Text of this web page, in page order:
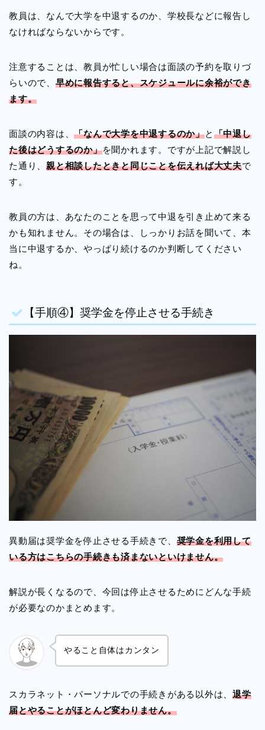
教員は、なんで大学を中退するのか、学校長などに報告し
なければならないからです。
注意することは、教員が忙しい場合は面談の予約を取りづ
らいので、 早めに報告すると、スケジュールに余裕ができ
ます。
面談の内容は、「なんで大学を中退するのか」と 「中退し
た後はどうするのか」を聞かれます。ですが上記で解説し
た通り、親と相談したときと同じことを伝えれば大丈夫で
す。
教員の方は、あなたのことを思って中退を引き止めて来る
かも知れません。その場合は、しっかりお話を聞いて、本
当に中退するか、やっぱり続けるのか判断してください
ね。
【手順④】奨学金を停止させる手続き
異動届は奨学金を停止させる手続きで、 奨学金を利用して
いる方はこちらの手続きも済まないといけません。
解説が長くなるので、今回は停止させるためにどんな手続
が必要なのかまとめます。
やること自体はカンタン
スカラネット・パーソナルでの手続きがある以外は、退学
届とやることがほとんど変わりません。